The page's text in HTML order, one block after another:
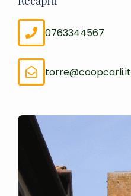
0763344567
torre@coopcarli.it